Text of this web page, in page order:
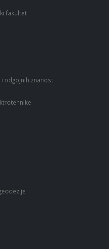
fakultet
odgojnih znanosti